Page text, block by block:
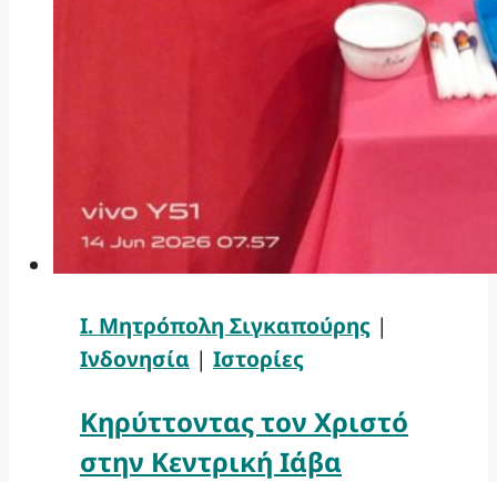
Ι. Μητρόπολη Σιγκαπούρης |
Ινδονησία | Ιστορίες
Κηρύττοντας τον Χριστό
στην Κεντρική Ιάβα